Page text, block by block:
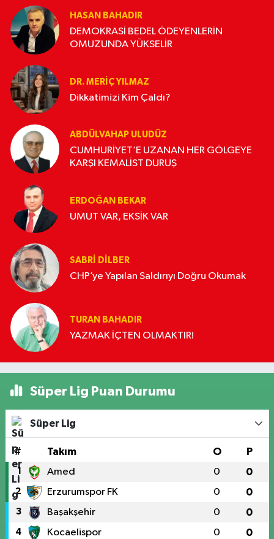
HASAN BAHADIR
DEMOKRASİ BEDEL ÖDEYENLERİN
OMUZUNDA YÜKSELİR
DR. MERIÇ YILMAZ
Dikkatimizi Kim Çaldı?
ABDÜLVAHAP ULUDÜZ
CUMHURİYET’E UZANAN HER GÖLGEYE
KARŞI KEMALİST DURUŞ
ERDOĞAN BEKAR
UMUT VAR, EKSİK VAR
SABRI DILBER
CHP’ye Yapılan Saldırıyı Doğru Okumak
TURAN BAHADIR
YAZMAK İÇTEN OLMAKTIR!
Süper Lig Puan Durumu
Süper Lig
# Takım O P
1 Amed 0 0
2 Erzurumspor FK 0 0
3 Başakşehir 0 0
4 Kocaelispor 0 0